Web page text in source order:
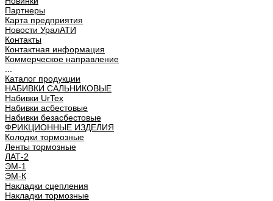
Партнеры
Карта предприятия
Новости УралАТИ
Контакты
Контактная информация
Коммерческое направление
Каталог продукции
НАБИВКИ САЛЬНИКОВЫЕ
Набивки UrTex
Набивки асбестовые
Набивки безасбестовые
ФРИКЦИОННЫЕ ИЗДЕЛИЯ
Колодки тормозные
Ленты тормозные
ЛАТ-2
ЭМ-1
ЭМ-К
Накладки сцепления
Накладки тормозные